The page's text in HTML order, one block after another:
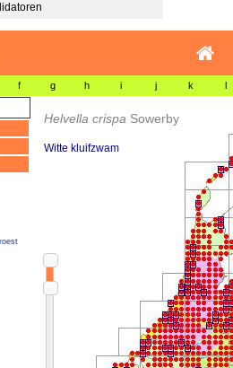
f g h i j k l
Helvella crispa Sowerby
Witte kluifzwam